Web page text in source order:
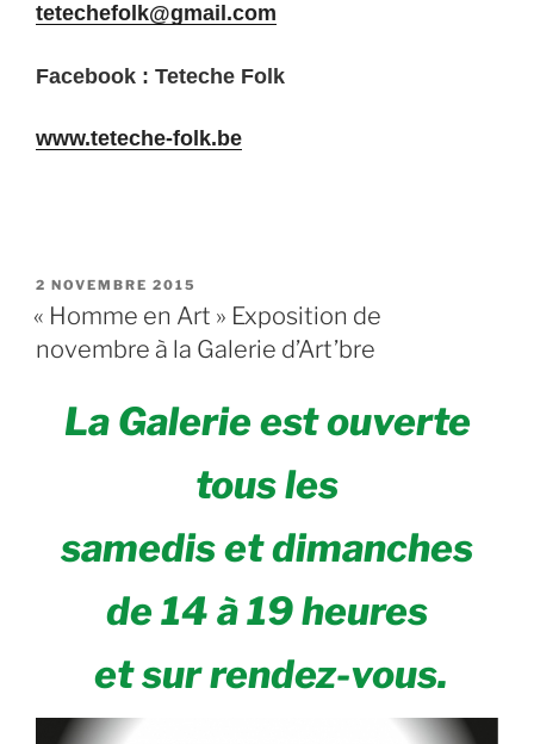
tetechefolk@gmail.com
Facebook : Teteche Folk
www.teteche-folk.be
PUBLIÉ
LE
2 NOVEMBRE 2015
« Homme en Art » Exposition de
novembre à la Galerie d’Art’bre
La Galerie est ouverte
tous les
samedis et dimanches
de 14 à 19 heures
et sur rendez-vous.